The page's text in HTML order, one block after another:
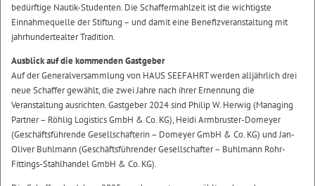
bedürftige Nautik-Studenten. Die Schaffermahlzeit ist die wichtigste
Einnahmequelle der Stiftung – und damit eine Benefizveranstaltung mit
jahrhundertealter Tradition.
Ausblick auf die kommenden Gastgeber
Auf der Generalversammlung von HAUS SEEFAHRT werden alljährlich drei
neue Schaffer gewählt, die zwei Jahre nach ihrer Ernennung die
Veranstaltung ausrichten. Gastgeber 2024 sind Philip W. Herwig (Managing
Partner – Röhlig Logistics GmbH & Co. KG), Heidi Armbruster-Domeyer
(Geschäftsführende Gesellschafterin – Domeyer GmbH & Co. KG) und Jan-
Oliver Buhlmann (Geschäftsführender Gesellschafter – Buhlmann Rohr-
Fittings-Stahlhandel GmbH & Co. KG).